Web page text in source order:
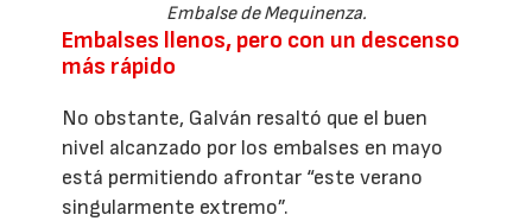
Embalse de Mequinenza.
Embalses llenos, pero con un descenso
más rápido
No obstante, Galván resaltó que el buen
nivel alcanzado por los embalses en mayo
está permitiendo afrontar “este verano
singularmente extremo”.